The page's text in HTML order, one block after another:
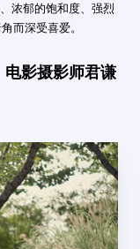
浓郁的饱和度、强烈
而深受喜爱。
电影摄影师君谦